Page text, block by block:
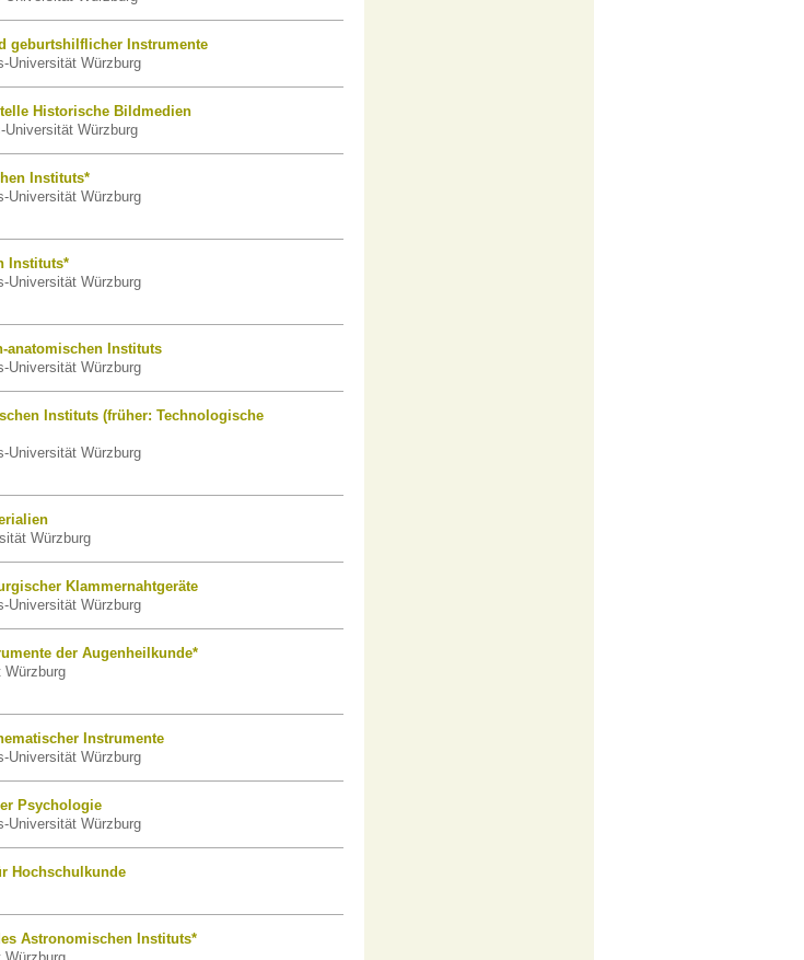
geburtshilflicher Instrumente
Universität Würzburg
Historische Bildmedien
Universität Würzburg
Instituts*
Universität Würzburg
Instituts*
Universität Würzburg
anatomischen Instituts
Universität Würzburg
Instituts (früher: Technologische
Universität Würzburg
Würzburg
Klammernahtgeräte
Universität Würzburg
der Augenheilkunde*
Würzburg
Instrumente
Universität Würzburg
Psychologie
Universität Würzburg
Hochschulkunde
Astronomischen Instituts*